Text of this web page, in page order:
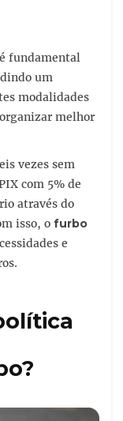
fundamental
um
modalidades
melhor
vezes sem
com 5% de
através do
isso, o furbo
e